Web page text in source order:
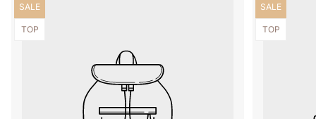
Produktbezeichnung:
SALE
Produktbezeichnung:
TOP
SALE
TOP